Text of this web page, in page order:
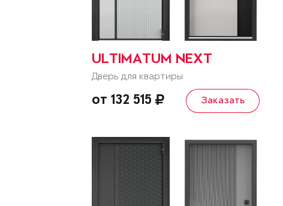
ULTIMATUM NEXT
Дверь для квартиры
от 132 515 Заказать